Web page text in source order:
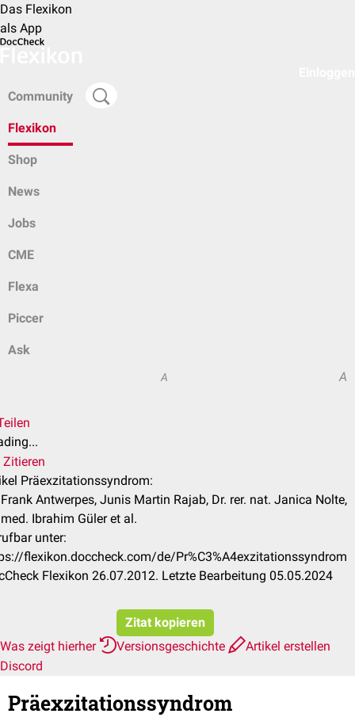
Das Flexikon
als App
Community
Flexikon
Shop
News
Jobs
CME
Flexa
Piccer
Ask
A A
Zitieren
Präexzitationssyndrom:
Antwerpes, Junis Martin Rajab, Dr. rer. nat. Janica Nolte,
Ibrahim Güler et al.
unter:
flexikon.doccheck.com/de/Pr%C3%A4exzitationssyndrom
Flexikon 26.07.2012. Letzte Bearbeitung 05.05.2024
Zitat kopieren
Was zeigt hierher
Versionsgeschichte
Artikel erstellen
Discord
Präexzitationssyndrom